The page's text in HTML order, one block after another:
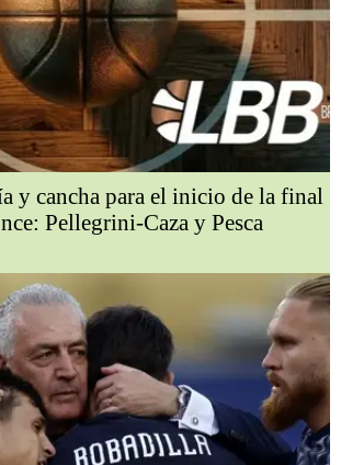
y cancha para el inicio de la final
Pellegrini-Caza y Pesca